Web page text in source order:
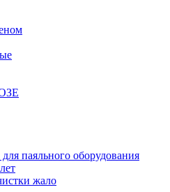
паяльного оборудования
жало